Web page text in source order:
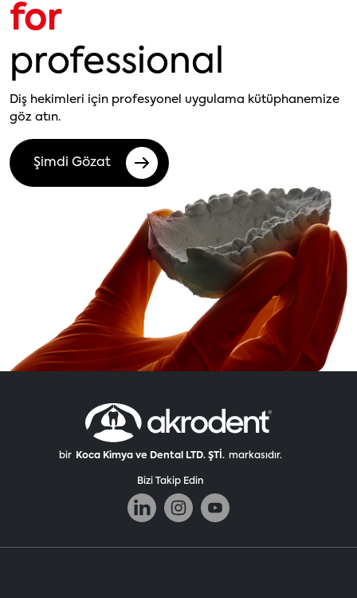
for
professional
Diş hekimleri için profesyonel uygulama kütüphanemize
göz atın.
Şimdi Gözat
bir Koca Kimya ve Dental LTD. ŞTİ. markasıdır.
Bizi Takip Edin